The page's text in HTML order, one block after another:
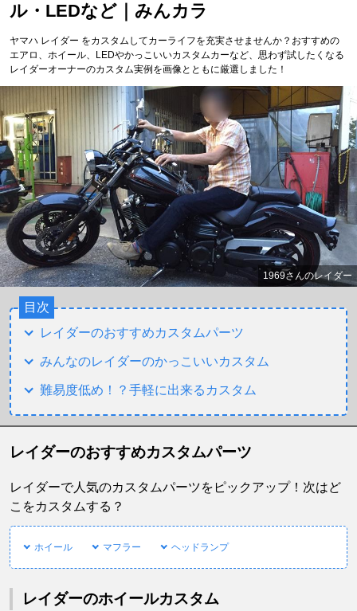
ル・LEDなど｜みんカラ
ヤマハ レイダー をカスタムしてカーライフを充実させませんか？おすすめの
エアロ、ホイール、LEDやかっこいいカスタムカーなど、思わず試したくなる
レイダーオーナーのカスタム実例を画像とともに厳選しました！
1969さんのレイダー
目次
レイダーのおすすめカスタムパーツ
みんなのレイダーのかっこいいカスタム
難易度低め！？手軽に出来るカスタム
レイダーのおすすめカスタムパーツ
レイダーで人気のカスタムパーツをピックアップ！次はど
こをカスタムする？
ホイール マフラー ヘッドランプ
レイダーのホイールカスタム